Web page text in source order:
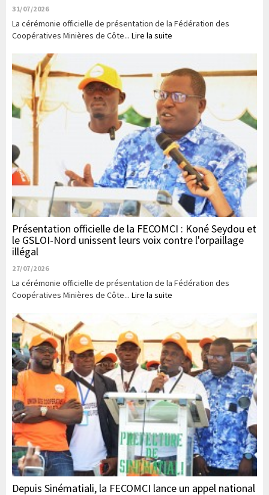
31/07/2026
La cérémonie officielle de présentation de la Fédération des
Coopératives Minières de Côte... Lire la suite
Présentation officielle de la FECOMCI : Koné Seydou et
le GSLOI-Nord unissent leurs voix contre l'orpaillage
illégal
27/07/2026
La cérémonie officielle de présentation de la Fédération des
Coopératives Minières de Côte... Lire la suite
Depuis Sinématiali, la FECOMCI lance un appel national